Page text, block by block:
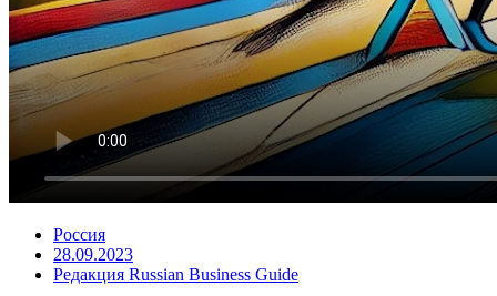
Россия
28.09.2023
Редакция Russian Business Guide